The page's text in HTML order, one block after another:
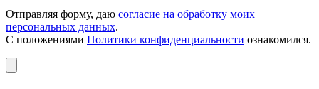
Отправляя форму, даю согласие на обработку моих
персональных данных.
С положениями Политики конфиденциальности ознакомился.